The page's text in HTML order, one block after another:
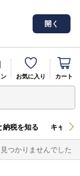
開く
お気に入り カート
納税を知る キャン
つかりませんでした